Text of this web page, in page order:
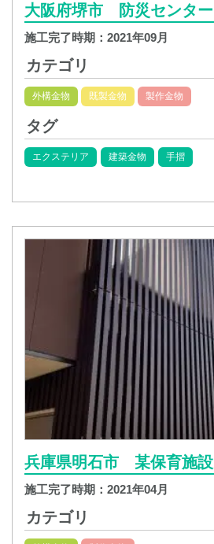
大阪府堺市 防災センター
施工完了時期： 2021年09月
カテゴリ
外構金物 既製金物 製作金物
タグ
エクステリア 建築金物 手摺
兵庫県明石市 某保育施設
施工完了時期： 2021年04月
カテゴリ